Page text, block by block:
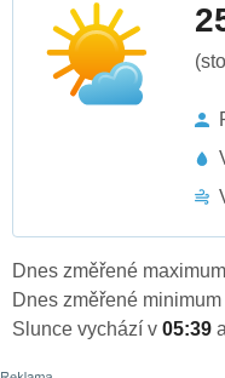
Dnes změřené maximum
Dnes změřené minimum
Slunce vychází v 05:39